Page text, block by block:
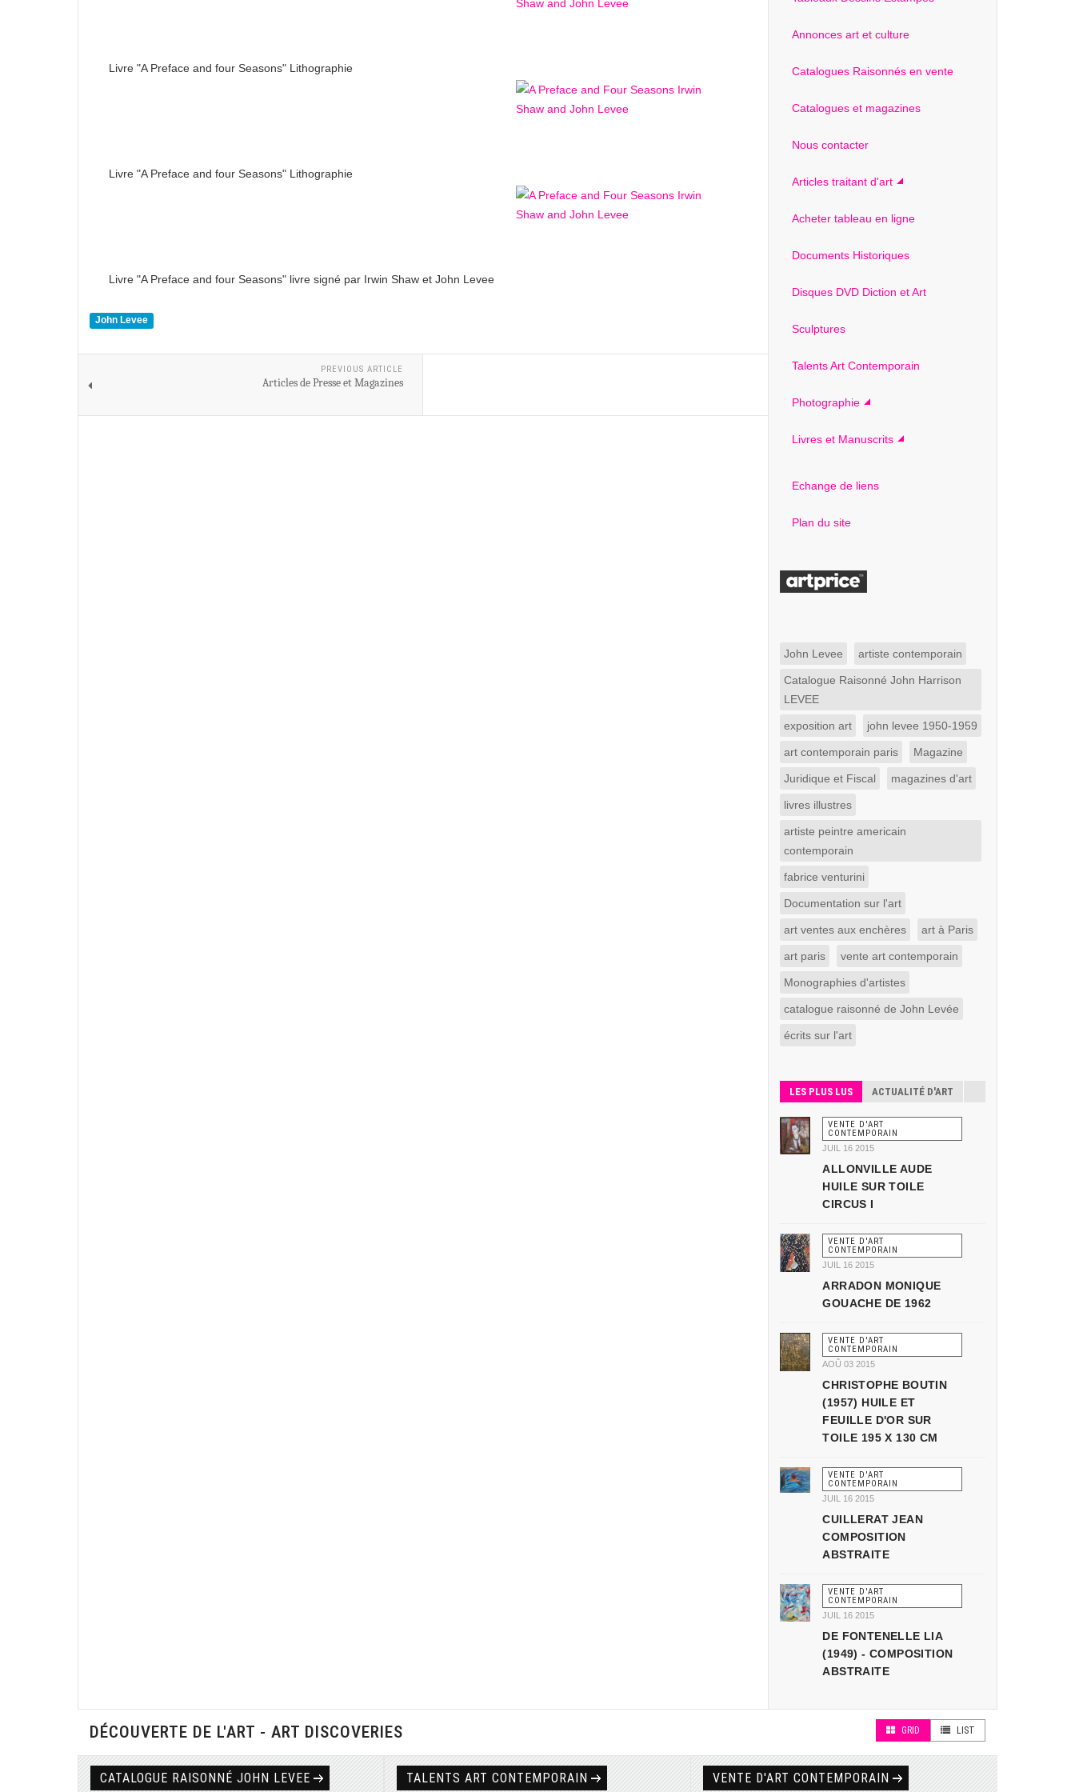
Livre "A Preface and four Seasons" Lithographie
Livre "A Preface and four Seasons" Lithographie
Livre "A Preface and four Seasons" livre signé par Irwin Shaw et John Levee
John Levee
PREVIOUS ARTICLE
Articles de Presse et Magazines
Annonces art et culture
Catalogues Raisonnés en vente
Catalogues et magazines
Nous contacter
Articles traitant d'art
Acheter tableau en ligne
Documents Historiques
Disques DVD Diction et Art
Sculptures
Talents Art Contemporain
Photographie
Livres et Manuscrits
Echange de liens
Plan du site
John Levee artiste contemporain
Catalogue Raisonné John Harrison
LEVEE
exposition art john levee 1950-1959
art contemporain paris Magazine
Juridique et Fiscal magazines d'art
livres illustres
artiste peintre americain
contemporain
fabrice venturini
Documentation sur l'art
art ventes aux enchères art à Paris
art paris vente art contemporain
Monographies d'artistes
catalogue raisonné de John Levée
écrits sur l'art
LES PLUS LUS ACTUALITÉ D'ART
VENTE D'ART
CONTEMPORAIN
JUIL 16 2015
ALLONVILLE AUDE
HUILE SUR TOILE
CIRCUS I
VENTE D'ART
CONTEMPORAIN
JUIL 16 2015
ARRADON MONIQUE
GOUACHE DE 1962
VENTE D'ART
CONTEMPORAIN
AOÛ 03 2015
CHRISTOPHE BOUTIN
(1957) HUILE ET
FEUILLE D'OR SUR
TOILE 195 X 130 CM
VENTE D'ART
CONTEMPORAIN
JUIL 16 2015
CUILLERAT JEAN
COMPOSITION
ABSTRAITE
VENTE D'ART
CONTEMPORAIN
JUIL 16 2015
DE FONTENELLE LIA
(1949) - COMPOSITION
ABSTRAITE
DÉCOUVERTE DE L'ART - ART DISCOVERIES GRID LIST
CATALOGUE RAISONNÉ JOHN LEVEE TALENTS ART CONTEMPORAIN VENTE D'ART CONTEMPORAIN